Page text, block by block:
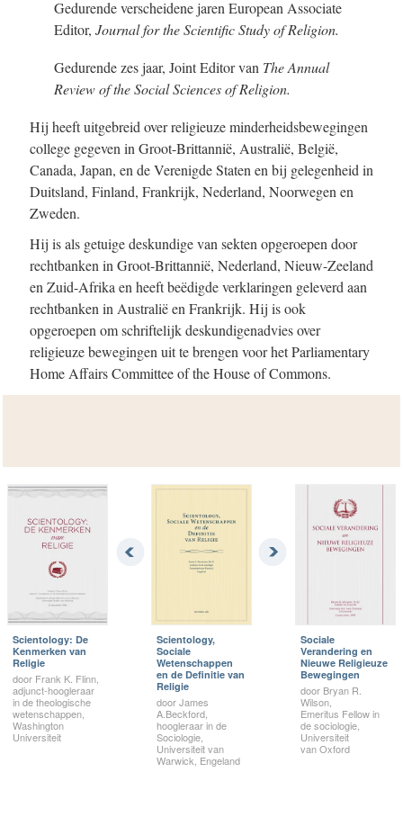
Gedurende verscheidene jaren European Associate
Editor, Journal for the Scientific Study of Religion.
Gedurende zes jaar, Joint Editor van The Annual
Review of the Social Sciences of Religion.
Hij heeft uitgebreid over religieuze minderheidsbewegingen
college gegeven in Groot-Brittannië, Australië, België,
Canada, Japan, en de Verenigde Staten en bij gelegenheid in
Duitsland, Finland, Frankrijk, Nederland, Noorwegen en
Zweden.
Hij is als getuige deskundige van sekten opgeroepen door
rechtbanken in Groot-Brittannië, Nederland, Nieuw-Zeeland
en Zuid-Afrika en heeft beëdigde verklaringen geleverd aan
rechtbanken in Australië en Frankrijk. Hij is ook
opgeroepen om schriftelijk deskundigenadvies over
religieuze bewegingen uit te brengen voor het Parliamentary
Home Affairs Committee of the House of Commons.
Scientology: De
Kenmerken van
Religie
door Frank K. Flinn,
adjunct-hoogleraar
in de theologische
wetenschappen,
Washington
Universiteit
Scientology,
Sociale
Wetenschappen
en de Definitie van
Religie
door James
A.Beckford,
hoogleraar in de
Sociologie,
Universiteit van
Warwick, Engeland
Sociale
Verandering en
Nieuwe Religieuze
Bewegingen
door Bryan R.
Wilson,
Emeritus Fellow in
de sociologie,
Universiteit
van Oxford